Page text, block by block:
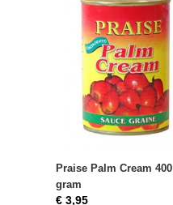
Praise Palm Cream 400
gram
€ 3,95